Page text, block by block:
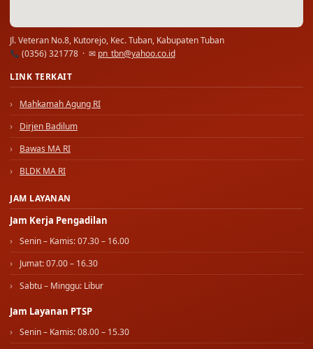
Jl. Veteran No.8, Kutorejo, Kec. Tuban, Kabupaten Tuban
(0356) 321778 · ✉ pn_tbn@yahoo.co.id
LINK TERKAIT
Mahkamah Agung RI
Dirjen Badilum
Bawas MA RI
BLDK MA RI
JAM LAYANAN
Jam Kerja Pengadilan
Senin – Kamis: 07.30 – 16.00
Jumat: 07.00 – 16.30
Sabtu – Minggu: Libur
Jam Layanan PTSP
Senin – Kamis: 08.00 – 15.30